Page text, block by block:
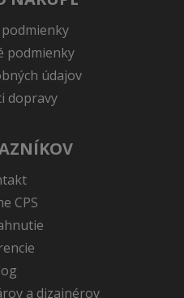
podmienky
údajov
dopravy
CPS
a dizajnérov